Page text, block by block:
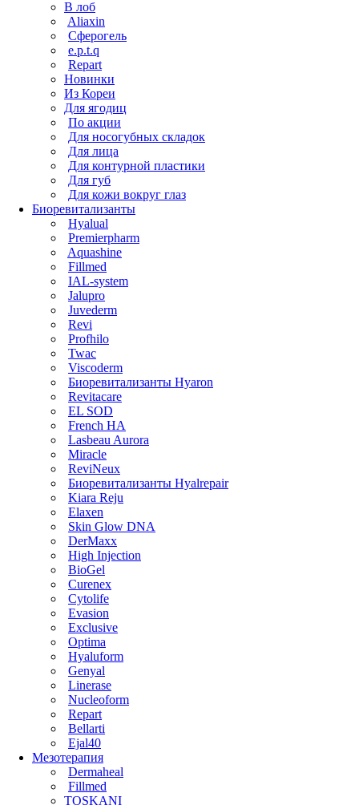
В лоб
Aliaxin
Сферогель
e.p.t.q
Repart
Новинки
Из Кореи
Для ягодиц
По акции
Для носогубных складок
Для лица
Для контурной пластики
Для губ
Для кожи вокруг глаз
Биоревитализанты
Hyalual
Premierpharm
Aquashine
Fillmed
IAL-system
Jalupro
Juvederm
Revi
Profhilo
Twac
Viscoderm
Биоревитализанты Hyaron
Revitacare
EL SOD
French HA
Lasbeau Aurora
Miracle
ReviNeux
Биоревитализанты Hyalrepair
Kiara Reju
Elaxen
Skin Glow DNA
DerMaxx
High Injection
BioGel
Curenex
Cytolife
Evasion
Exclusive
Optima
Hyaluform
Genyal
Linerase
Nucleoform
Repart
Bellarti
Ejal40
Мезотерапия
Dermaheal
Fillmed
TOSKANI